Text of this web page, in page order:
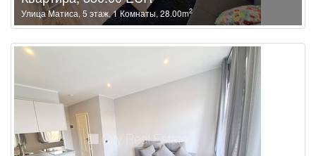
Улица Матиса, 5 этаж, 1 Комнаты, 28.00m2